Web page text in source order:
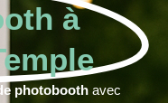
à
photobooth avec